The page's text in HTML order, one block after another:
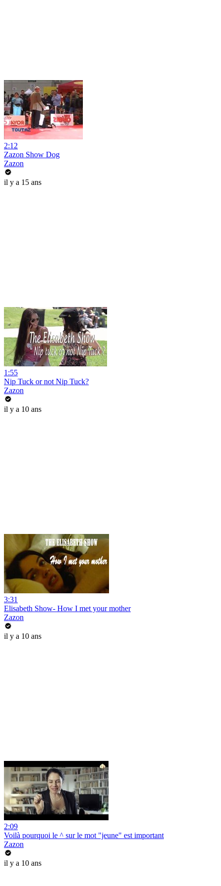
2:12
Zazon Show Dog
Zazon
il y a 15 ans
1:55
Nip Tuck or not Nip Tuck?
Zazon
il y a 10 ans
3:31
Elisabeth Show- How I met your mother
Zazon
il y a 10 ans
2:09
Voilà pourquoi le ^ sur le mot "jeune" est important
Zazon
il y a 10 ans